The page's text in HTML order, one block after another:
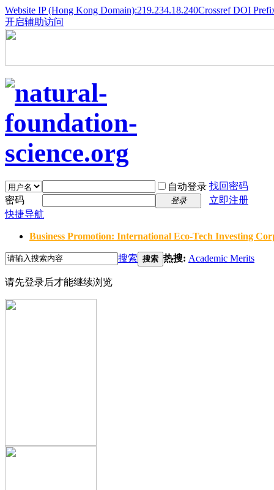
Website IP (Hong Kong Domain):219.234.18.240Crossref DOI
开启辅助访问
自动登录 找回密码
密码
登录
立即注册
快捷导航
Business Promotion: International Eco-Tech Investing
搜索 搜索 热搜: Academic Merits
请先登录后才能继续浏览